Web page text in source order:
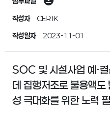
작성자 CERIK
작성일자 2023-11-01
SOC 및 시설사업 예·
데 집행저조로 불용액
성 극대화를 위한 노력